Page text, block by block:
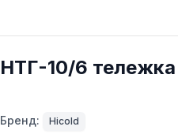
НТГ-10/6 тележка
Бренд: Hicold